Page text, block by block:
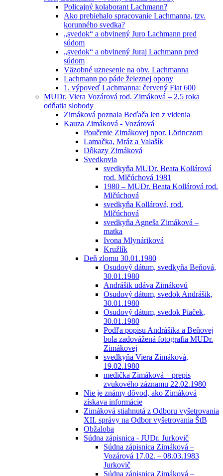
Policajný kolaborant Lachmann?
Ako prebiehalo spracovanie Lachmanna, tzv.
korunného svedka?
„svedok“ a obvinený Juro Lachmann pred
súdom
„svedok“ a obvinený Juraj Lachmann pred
súdom
Väzobné uznesenie na obv. Lachmanna
Lachmann po páde železnej opony
1. výpoveď Lachmanna: červený Fiat 600
MUDr. Viera Vozárová rod. Zimáková – 2,5 roka
odňatia slobody
Zimáková poznala Beďača len z videnia
Kauza Zimáková - Vozárová
Poučenie Zimákovej npor. Lörinczom
Lamačka, Mráz a Valašík
Dôkazy Zimáková
Svedkovia
svedkyňa MUDr. Beata Kollárová
rod. Mlčúchová 1981
1980 – MUDr. Beata Kollárová rod.
Mlčúchová
svedkyňa Kollárová, rod.
Mlčúchová
svedkyňa Agneša Zimáková –
matka
Ivona Mlynáriková
Kružlík
Deň zlomu 30.01.1980
Osudový dátum, svedkyňa Beňová,
30.01.1980
Andrášik udáva Zimákovú
Osudový dátum, svedok Andrášik,
30.01.1980
Osudový dátum, svedok Piaček,
30.01.1980
Podľa popisu Andrášika a Beňovej
bola zadovážená fotografia MUDr.
Zimákovej
svedkyňa Viera Zimáková,
19.02.1980
medička Zimáková – prepis
zvukového záznamu 22.02.1980
Nie je známy dôvod, ako Zimáková
získava informácie
Zimáková stiahnutá z Odboru vyšetrovania
XII. správy na Odbor vyšetrovania ŠtB
Obžaloba
Súdna zápisnica - JUDr. Jurkovič
Súdna zápisnica Zimáková –
Vozárová 17.02. – 08.03.1983
Jurkovič
Súdna zápisnica Zimáková –